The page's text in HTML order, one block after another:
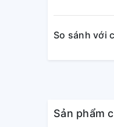
So sánh với
Sản phẩm